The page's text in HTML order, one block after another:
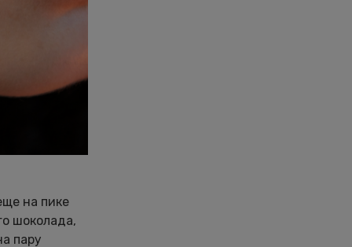
на пике
шоколада,
пару